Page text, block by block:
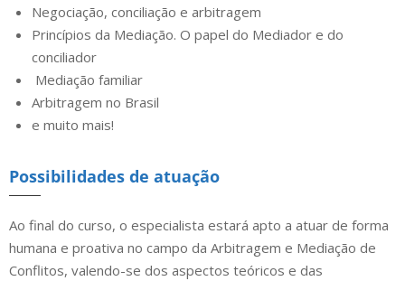
Negociação, conciliação e arbitragem
Princípios da Mediação. O papel do Mediador e do
conciliador
Mediação familiar
Arbitragem no Brasil
e muito mais!
Possibilidades de atuação
Ao final do curso, o especialista estará apto a atuar de forma
humana e proativa no campo da Arbitragem e Mediação de
Conflitos, valendo-se dos aspectos teóricos e das